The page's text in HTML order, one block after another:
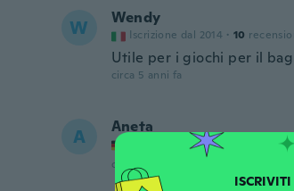
W Wendy
Iscrizione dal 2014 · 10
Utile per i giochi per il
circa 5 anni fa
A Aneta
Iscrizione dal 2019 recensioni
circa 5 anni fa